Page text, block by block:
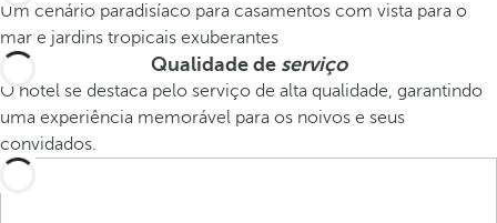
Um cenário paradisíaco para casamentos com vista para o
mar e jardins tropicais exuberantes
Qualidade de serviço
O hotel se destaca pelo serviço de alta qualidade, garantindo
uma experiência memorável para os noivos e seus
convidados.